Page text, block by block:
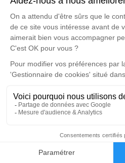
Faire-part
d'expression dédié à honorer
MEUNIER-CURTINET.
Un service de plantation
disponible ici.
Cérémonie
Eglise Saint Laurent rue
69720 Saint Laurent de